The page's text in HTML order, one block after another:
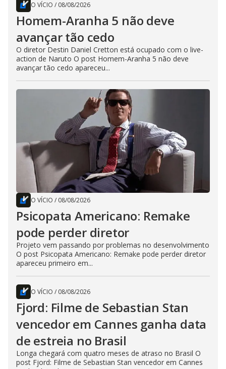
O VÍCIO / 08/08/2026
Homem-Aranha 5 não deve
avançar tão cedo
O diretor Destin Daniel Cretton está ocupado com o live-
action de Naruto O post Homem-Aranha 5 não deve
avançar tão cedo apareceu...
O VÍCIO / 08/08/2026
Psicopata Americano: Remake
pode perder diretor
Projeto vem passando por problemas no desenvolvimento
O post Psicopata Americano: Remake pode perder diretor
apareceu primeiro em...
O VÍCIO / 08/08/2026
Fjord: Filme de Sebastian Stan
vencedor em Cannes ganha data
de estreia no Brasil
Longa chegará com quatro meses de atraso no Brasil O
post Fjord: Filme de Sebastian Stan vencedor em Cannes